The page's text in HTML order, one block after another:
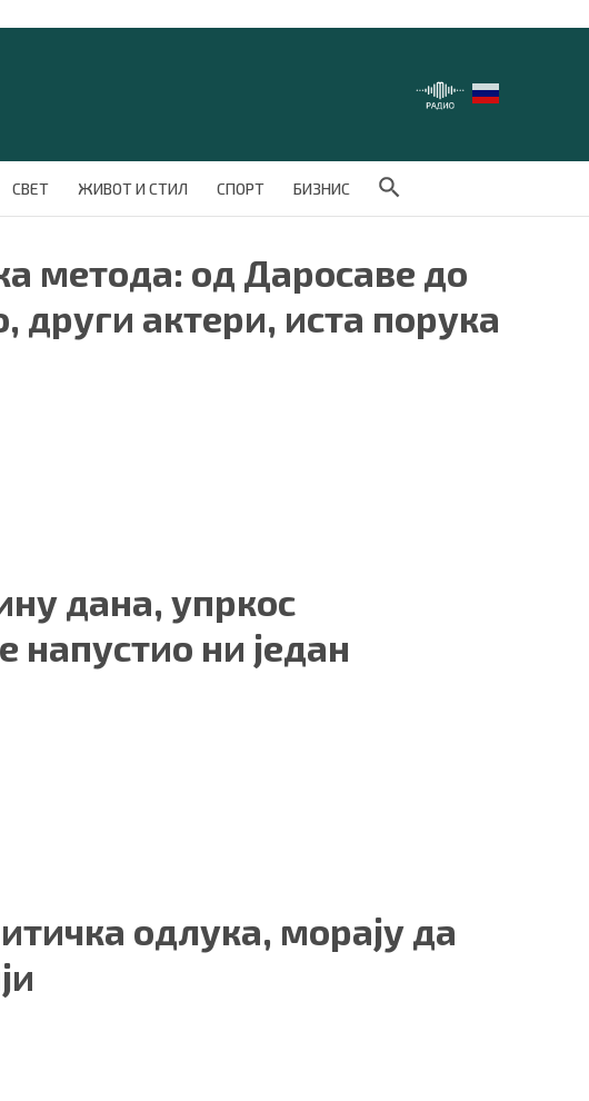
СВЕТ ЖИВОТ И СТИЛ СПОРТ БИЗНИС
Search Button
метода: од Даросаве до
други актери, иста порука
дана, упркос
напустио ни један
одлука, морају да